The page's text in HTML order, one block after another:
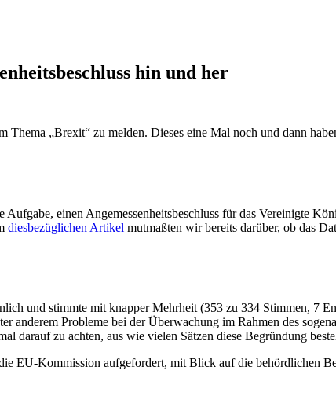
hin und her
„Brexit“ zu melden. Dieses eine Mal noch und dann
einen Angemessenheitsbeschluss für das Vereinigte
diesbezüglichen Artikel mutmaßten wir bereits darüber, ob das
und stimmte mit knapper Mehrheit (353 zu 334 Stimmen, 7
anderem Probleme bei der Überwachung im Rahmen des
darauf zu achten, aus wie vielen Sätzen diese Begründung
EU-Kommission aufgefordert, mit Blick auf die behördlichen